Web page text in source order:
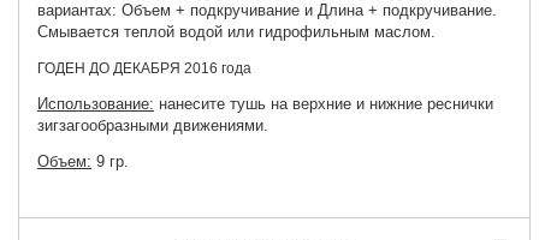
вариантах: Объем + подкручивание и Длина + подкручивание.
Смывается теплой водой или гидрофильным маслом.
ГОДЕН ДО ДЕКАБРЯ 2016 года
Использование: нанесите тушь на верхние и нижние реснички
зигзагообразными движениями.
Объем: 9 гр.